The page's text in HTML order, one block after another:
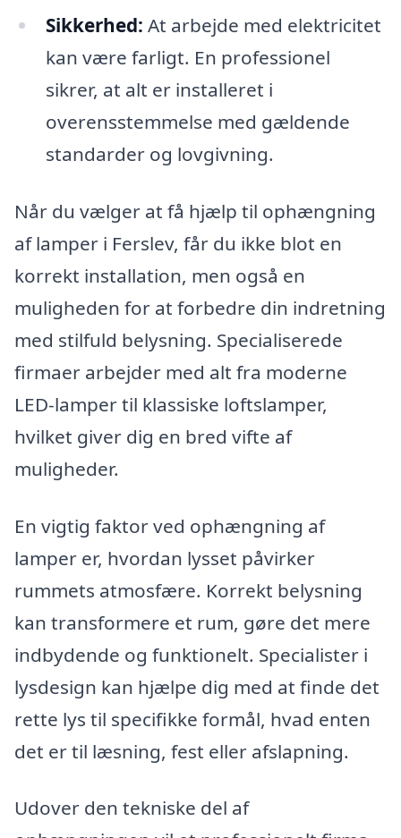
Sikkerhed: At arbejde med elektricitet
kan være farligt. En professionel
sikrer, at alt er installeret i
overensstemmelse med gældende
standarder og lovgivning.
Når du vælger at få hjælp til ophængning
af lamper i Ferslev, får du ikke blot en
korrekt installation, men også en
muligheden for at forbedre din indretning
med stilfuld belysning. Specialiserede
firmaer arbejder med alt fra moderne
LED-lamper til klassiske loftslamper,
hvilket giver dig en bred vifte af
muligheder.
En vigtig faktor ved ophængning af
lamper er, hvordan lysset påvirker
rummets atmosfære. Korrekt belysning
kan transformere et rum, gøre det mere
indbydende og funktionelt. Specialister i
lysdesign kan hjælpe dig med at finde det
rette lys til specifikke formål, hvad enten
det er til læsning, fest eller afslapning.
Udover den tekniske del af